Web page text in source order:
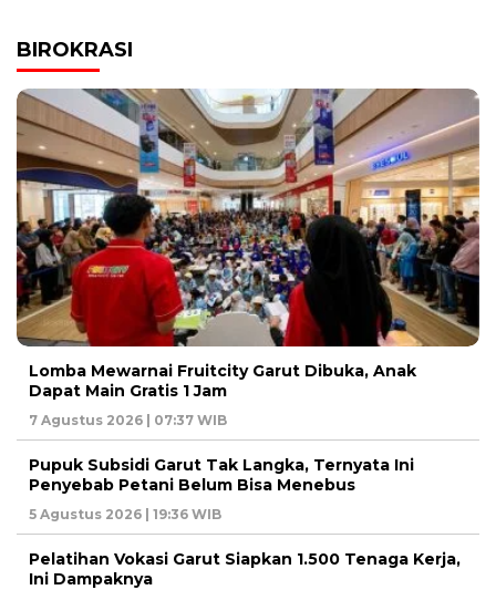
BIROKRASI
Lomba Mewarnai Fruitcity Garut Dibuka, Anak
Dapat Main Gratis 1 Jam
7 Agustus 2026 | 07:37 WIB
Pupuk Subsidi Garut Tak Langka, Ternyata Ini
Penyebab Petani Belum Bisa Menebus
5 Agustus 2026 | 19:36 WIB
Pelatihan Vokasi Garut Siapkan 1.500 Tenaga Kerja,
Ini Dampaknya